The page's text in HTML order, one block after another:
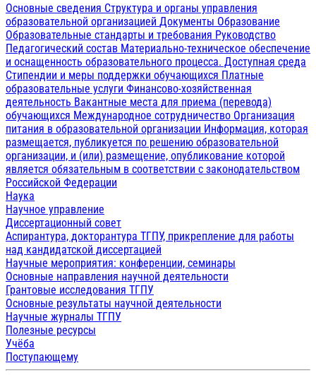
Основные сведения Структура и органы управления
образовательной организацией Документы Образование
Образовательные стандарты и требования Руководство
Педагогический состав Материально-техническое обеспечение
и оснащенность образовательного процесса. Доступная среда
Стипендии и меры поддержки обучающихся Платные
образовательные услуги Финансово-хозяйственная
деятельность Вакантные места для приема (перевода)
обучающихся Международное сотрудничество Организация
питания в образовательной организации Информация, которая
размещается, публикуется по решению образовательной
организации, и (или) размещение, опубликование которой
является обязательным в соответствии с законодательством
Российской Федерации
Наука
Научное управление
Диссертационный совет
Аспирантура, докторантура ТГПУ, прикрепление для работы
над кандидатской диссертацией
Научные мероприятия: конференции, семинары
Основные направления научной деятельности
Грантовые исследования ТГПУ
Основные результаты научной деятельности
Научные журналы ТГПУ
Полезные ресурсы
Учёба
Поступающему